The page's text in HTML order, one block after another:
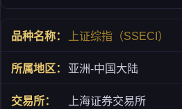
上证综指（SSECI）
亚洲-中国大陆
上海证券交易所